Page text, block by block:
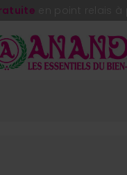
huile de